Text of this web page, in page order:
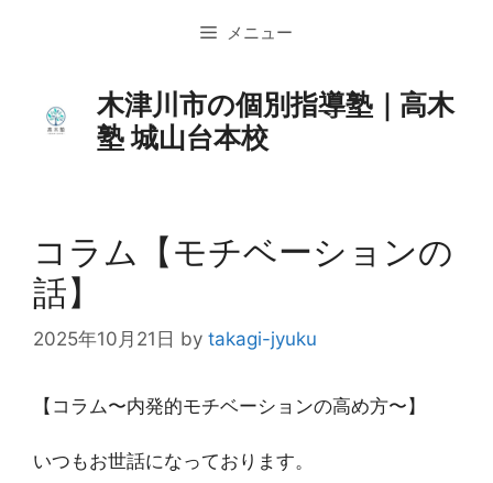
メニュー
木津川市の個別指導塾｜高木
塾 城山台本校
コラム【モチベーションの
話】
2025年10月21日 by takagi-jyuku
【コラム〜内発的モチベーションの高め方〜】
いつもお世話になっております。